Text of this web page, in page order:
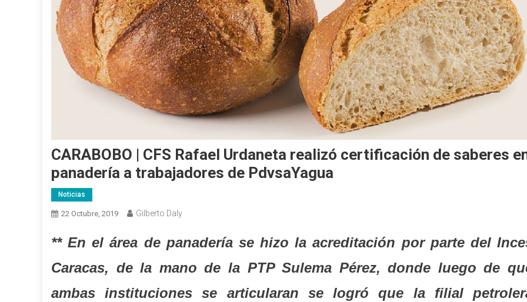
CARABOBO | CFS Rafael Urdaneta realizó certificación de saberes
panadería a trabajadores de PdvsaYagua
Noticias
22 Octubre, 2019 Gilberto Daly
** En el área de panadería se hizo la acreditación por parte del
Caracas, de la mano de la PTP Sulema Pérez, donde luego de
ambas instituciones se articularan se logró que la filial